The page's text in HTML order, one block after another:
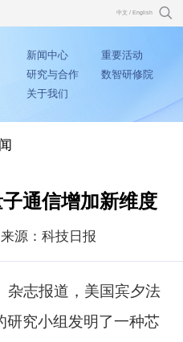
中文 / English
新闻中心
重要活动
研究与合作
数智研修院
关于我们
通信增加新维度
来源：科技日报
杂志报道，美国宾夕法
研究小组发明了一种芯